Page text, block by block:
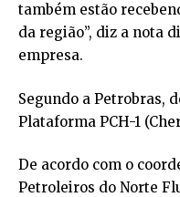
também estão
da região”, diz a nota
empresa.
Segundo a Petrobras,
Plataforma PCH-1
De acordo com o
Petroleiros do Norte